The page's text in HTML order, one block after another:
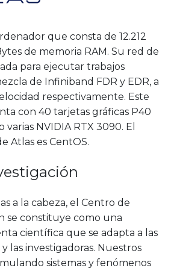
que consta de 12.212
de memoria RAM. Su red de
para ejecutar trabajos
de Infiniband FDR y EDR, a
respectivamente. Este
con 40 tarjetas gráficas P40
varias NVIDIA RTX 3090. El
Atlas es CentOS.
a la cabeza, el Centro de
se constituye como una
científica que se adapta a las
las investigadoras. Nuestros
sistemas y fenómenos